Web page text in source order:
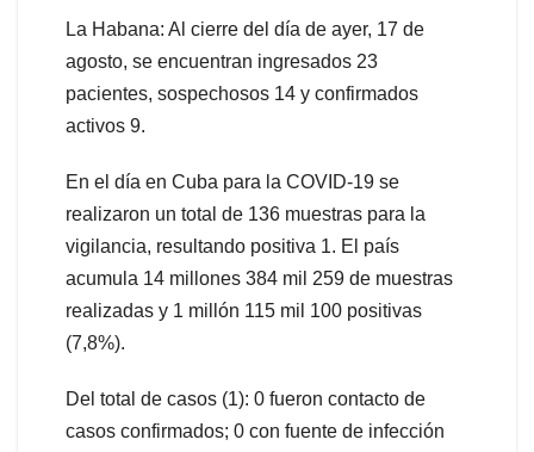
La Habana: Al cierre del día de ayer, 17 de
agosto, se encuentran ingresados 23
pacientes, sospechosos 14 y confirmados
activos 9.
En el día en Cuba para la COVID-19 se
realizaron un total de 136 muestras para la
vigilancia, resultando positiva 1. El país
acumula 14 millones 384 mil 259 de muestras
realizadas y 1 millón 115 mil 100 positivas
(7,8%).
Del total de casos (1): 0 fueron contacto de
casos confirmados; 0 con fuente de infección